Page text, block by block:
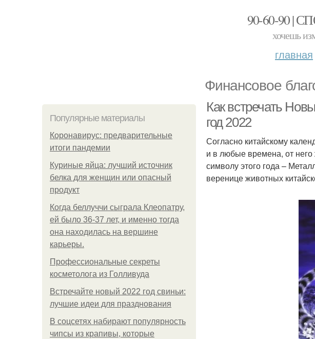
90-60-90 |
хочешь
главная
Финансовое
Популярные материалы
Коронавирус: предварительные
итоги пандемии
Куриные яйца: лучший источник
белка для женщин или опасный
продукт
Когда беллуччи сыграла Клеопатру,
ей было 36-37 лет, и именно тогда
она находилась на вершине
карьеры.
Профессиональные секреты
косметолога из Голливуда
Встречайте новый 2022 год свиньи:
лучшие идеи для празднования
В соцсетях набирают популярность
чипсы из крапивы, которые
Как встречать
год 2022
Согласно китайскому
и в любые времена, от
символу этого года –
веренице животных